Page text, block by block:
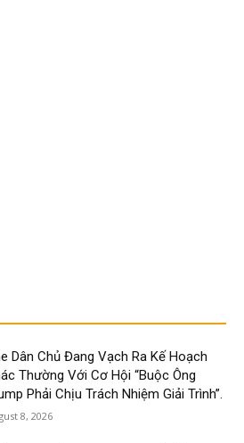
Dân Chủ Đang Vạch Ra Kế Hoạch
Thường Với Cơ Hội “Buộc Ông
Phải Chịu Trách Nhiệm Giải Trình”.
8, 2026